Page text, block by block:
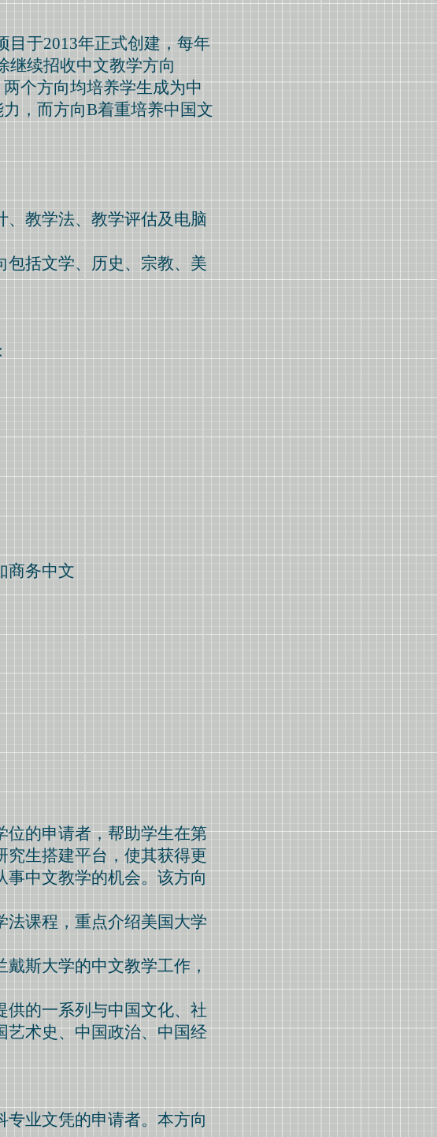
目于2013年正式创建，每年
继续招收中文教学方向
个方向均培养学生成为中
，而方向B着重培养中国文
、教学法、教学评估及电脑
包括文学、历史、宗教、美
商务中文
位的申请者，帮助学生在第
究生搭建平台，使其获得更
事中文教学的机会。该方向
法课程，重点介绍美国大学
斯大学的中文教学工作，
供的一系列与中国文化、社
艺术史、中国政治、中国经
业文凭的申请者。本方向